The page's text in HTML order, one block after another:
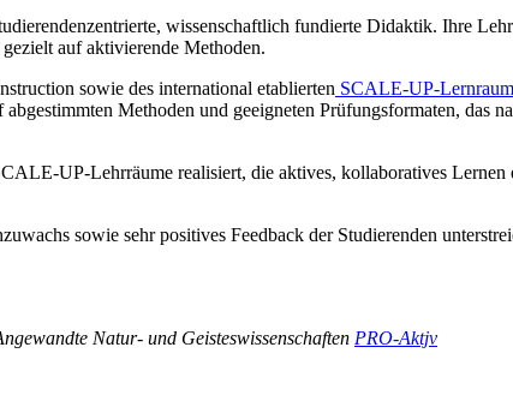
wissenschaftlich fundierte Didaktik. Ihre
auf aktivierende Methoden.
sowie des international etablierten SCALE-UP-Lernraum
Methoden und geeigneten Prüfungsformaten, das
UP-Lehrräume realisiert, die aktives, kollaboratives
sowie sehr positives Feedback der Studierenden
Natur- und Geisteswissenschaften PRO-Aktjv